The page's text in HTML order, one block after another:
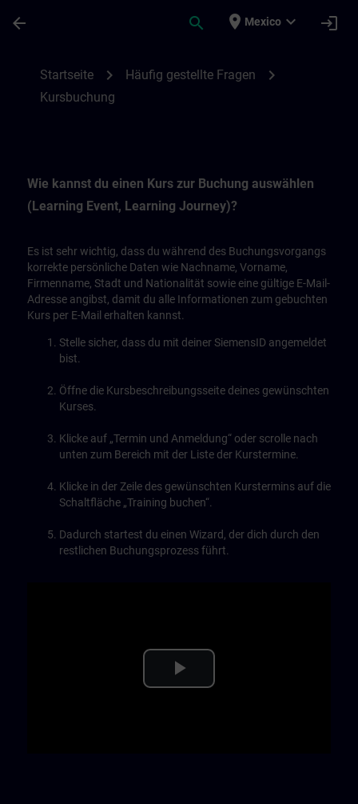
arrow_back search place Mexico expand_more login
Startseite chevron_right Häufig gestellte Fragen chevron_right
Kursbuchung
Wie kannst du einen Kurs zur Buchung auswählen
(Learning Event, Learning Journey)?
Es ist sehr wichtig, dass du während des Buchungsvorgangs
korrekte persönliche Daten wie Nachname, Vorname,
Firmenname, Stadt und Nationalität sowie eine gültige E-Mail-
Adresse angibst, damit du alle Informationen zum gebuchten
Kurs per E-Mail erhalten kannst.
Stelle sicher, dass du mit deiner SiemensID angemeldet
bist.
Öffne die Kursbeschreibungsseite deines gewünschten
Kurses.
Klicke auf „Termin und Anmeldung“ oder scrolle nach
unten zum Bereich mit der Liste der Kurstermine.
Klicke in der Zeile des gewünschten Kurstermins auf die
Schaltfläche „Training buchen“.
Dadurch startest du einen Wizard, der dich durch den
restlichen Buchungsprozess führt.
Play